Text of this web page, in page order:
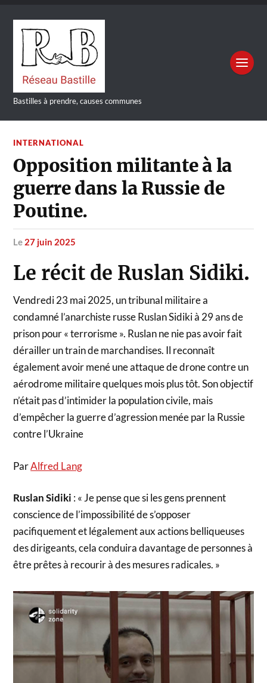
Bastilles à prendre, causes communes
INTERNATIONAL
Opposition militante à la
guerre dans la Russie de
Poutine.
le 27 juin 2025
Le récit de Ruslan Sidiki.
Vendredi 23 mai 2025, un tribunal militaire a
condamné l’anarchiste russe Ruslan Sidiki à 29 ans de
prison pour « terrorisme ». Ruslan ne nie pas avoir fait
dérailler un train de marchandises. Il reconnaît
également avoir mené une attaque de drone contre un
aérodrome militaire quelques mois plus tôt. Son objectif
n’était pas d’intimider la population civile, mais
d’empêcher la guerre d’agression menée par la Russie
contre l’Ukraine
ParAlfred Lang
Ruslan Sidiki : « Je pense que si les gens prennent
conscience de l’impossibilité de s’opposer
pacifiquement et légalement aux actions belliqueuses
des dirigeants, cela conduira davantage de personnes à
être prêtes à recourir à des mesures radicales. »